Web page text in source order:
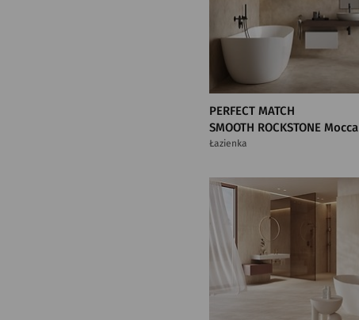
PERFECT MATCH
SMOOTH ROCKSTONE Mocca
Łazienka